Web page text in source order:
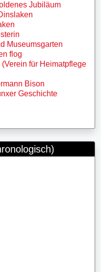
Jubiläum
Museumsgarten
flog
für Heimatpflege
Bison
Geschichte